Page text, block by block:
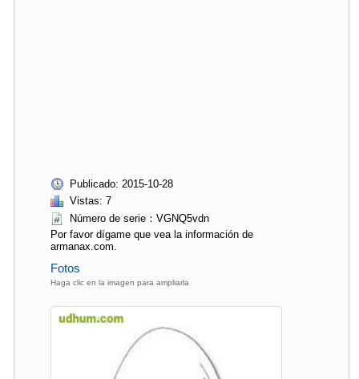
Publicado: 2015-10-28
Vistas: 7
Número de serie：VGNQ5vdn
Por favor dígame que vea la información de
armanax.com.
Fotos
Haga clic en la imagen para ampliarla